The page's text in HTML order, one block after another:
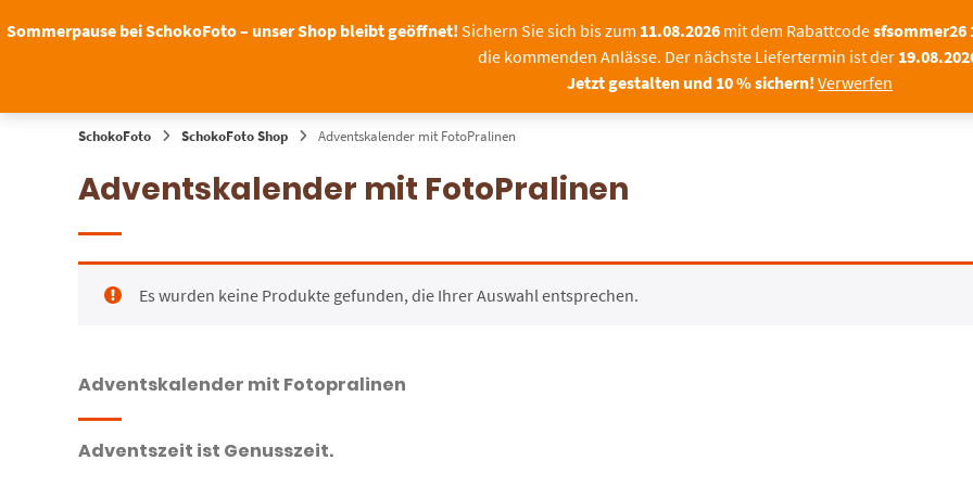
Sommerpause bei SchokoFoto – unser Shop bleibt geöffnet!Sichern Sie sich bis zum 11.08.2026 mit dem Rabattcodesfsommer26
die kommenden Anlässe. Der nächste Liefertermin ist der
Jetzt gestalten und 10 % sichern!Verwerfen
Sie
B2B|FIRMEN FOTOPRALINEN SCHOKOLADE MIT
SchokoFoto SchokoFoto Shop Adventskalender mit FotoPralinen
Adventskalender mit FotoPralinen
Es wurden keine Produkte gefunden, die Ihrer Auswahl entsprechen.
Adventskalender mit Fotopralinen
Adventszeit ist Genusszeit.